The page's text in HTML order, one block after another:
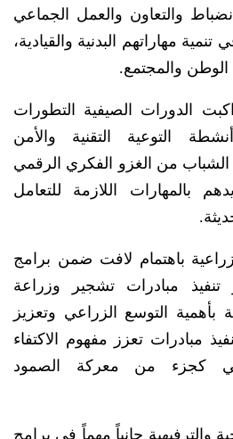
والتعاون والعمل الجماعي
مهاراتهم البدنية والقيادية،
الوطن والمجتمع.
الدورات الصيفية التطورات
التوعية التقنية والأمن
الشباب من الغزو الفكري الرقمي
بالمهارات اللازمة للتعامل
باهتمام لافت ضمن برامج
تنفيذ مبادرات تشجير وزراعة
التوسع الزراعي وتعزيز
مبادرات تعزز مفهوم الاكتفاء
كجزء من معركة الصمود
والترفيهية جانباً مهماً في برامج